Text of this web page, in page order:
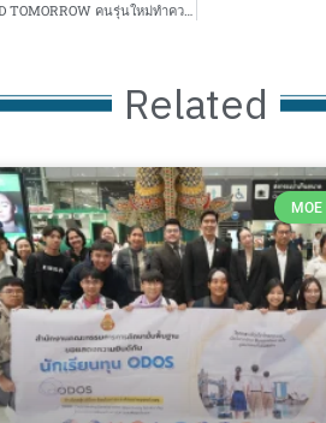
ขอเชิญผู้ที่สนใจเข้าร่วมการประกวดจัดทำคลิป VDO ภายใต้หัวข้อ THAILAND TOMORROW คนรุ่นใหม่ทำความดีเพื่อสังคม ประจำปี 2567
Related
MOE